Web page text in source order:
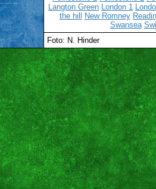
Langton Green London 1
the hill
New Romney
Swansea
Foto: N. Hinder